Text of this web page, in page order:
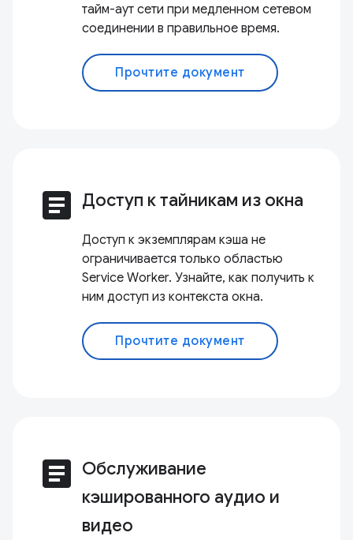
тайм-аут сети при медленном сетевом
соединении в правильное время.
Прочтите документ
article Доступ к тайникам из окна
Доступ к экземплярам кэша не
ограничивается только областью
Service Worker. Узнайте, как получить к
ним доступ из контекста окна.
Прочтите документ
article Обслуживание
кэшированного аудио и
видео